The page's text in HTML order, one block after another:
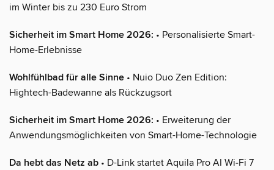
im Winter bis zu 230 Euro Strom
Sicherheit im Smart Home 2026: • Personalisierte Smart-
Home-Erlebnisse
Wohlfühlbad für alle Sinne • Nuio Duo Zen Edition:
Hightech-Badewanne als Rückzugsort
Sicherheit im Smart Home 2026: • Erweiterung der
Anwendungsmöglichkeiten von Smart-Home-Technologie
Da hebt das Netz ab • D-Link startet Aquila Pro AI Wi‑Fi 7